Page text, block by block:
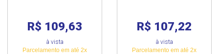
R$ 109,63
à vista
Parcelamento em até 2x
R$ 107,22
à vista
Parcelamento em até 2x